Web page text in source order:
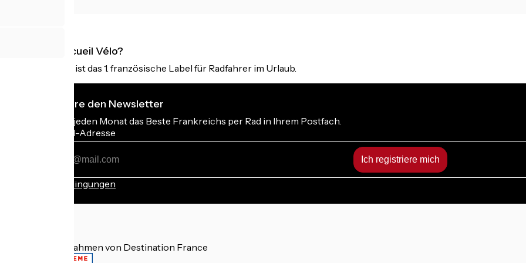
Was ist Accueil Vélo?
Accueil Vélo ist das 1. französische Label für Radfahrer im Urlaub.
Ich abonniere den Newsletter
Erhalten Sie jeden Monat das Beste Frankreichs per Rad in Ihrem Postfach.
Meine E-Mail-Adresse
Anmeldebedingungen
Gefördert im Rahmen von Destination France